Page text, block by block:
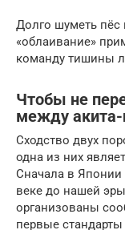
Долго шуметь пёс
«облаивание»
команду тишины
Чтобы не
между акита-
Сходство двух
одна из них
Сначала в Японии
веке до нашей
организованы
первые